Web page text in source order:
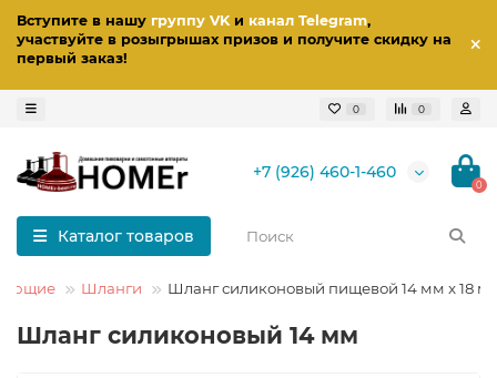
Вступите в нашу группу VKи канал Telegram,
участвуйте в розыгрышах призов и получите скидку на
первый заказ!
0 0
+7 (926) 460-1-460
0
Каталог товаров
Шланги Шланг силиконовый пищевой 14 мм x 18
Шланг силиконовый 14 мм